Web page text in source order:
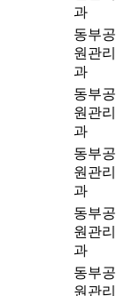
과
동부공
원관리
과
동부공
원관리
과
동부공
원관리
과
동부공
원관리
과
동부공
원관리